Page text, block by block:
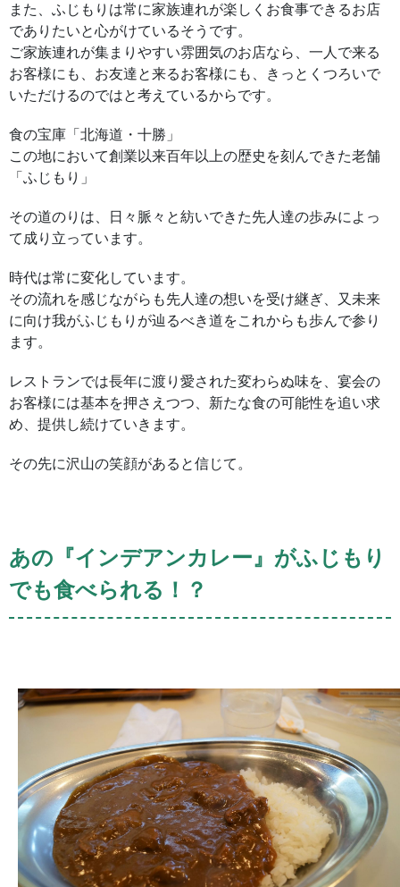
また、ふじもりは常に家族連れが楽しくお食事できるお店
でありたいと心がけているそうです。
ご家族連れが集まりやすい雰囲気のお店なら、一人で来る
お客様にも、お友達と来るお客様にも、きっとくつろいで
いただけるのではと考えているからです。
食の宝庫「北海道・十勝」
この地において創業以来百年以上の歴史を刻んできた老舗
「ふじもり」
その道のりは、日々脈々と紡いできた先人達の歩みによっ
て成り立っています。
時代は常に変化しています。
その流れを感じながらも先人達の想いを受け継ぎ、又未来
に向け我がふじもりが辿るべき道をこれからも歩んで参り
ます。
レストランでは長年に渡り愛された変わらぬ味を、宴会の
お客様には基本を押さえつつ、新たな食の可能性を追い求
め、提供し続けていきます。
その先に沢山の笑顔があると信じて。
あの『インデアンカレー』がふじもり
でも食べられる！？